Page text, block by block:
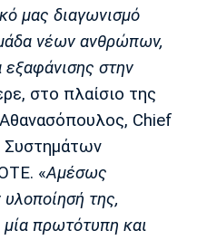
μας διαγωνισμό
νέων ανθρώπων,
εξαφάνισης στην
στο πλαίσιο της
Chief
Συστημάτων
«Αμέσως
της,
πρωτότυπη και